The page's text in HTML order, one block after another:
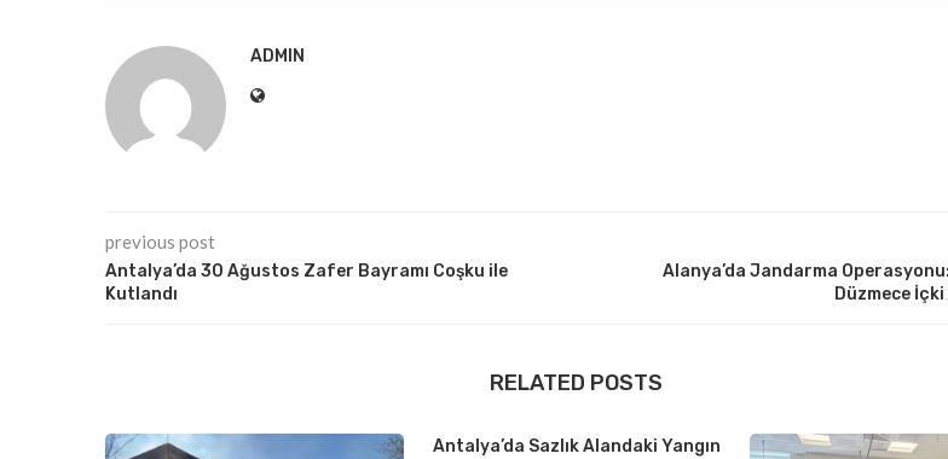
ADMIN
previous post
Antalya’da 30 Ağustos Zafer Bayramı Coşku ile
Kutlandı
Alanya’da Jandarma
Düzmece
RELATED POSTS
Antalya’da Sazlık Alandaki Yangın